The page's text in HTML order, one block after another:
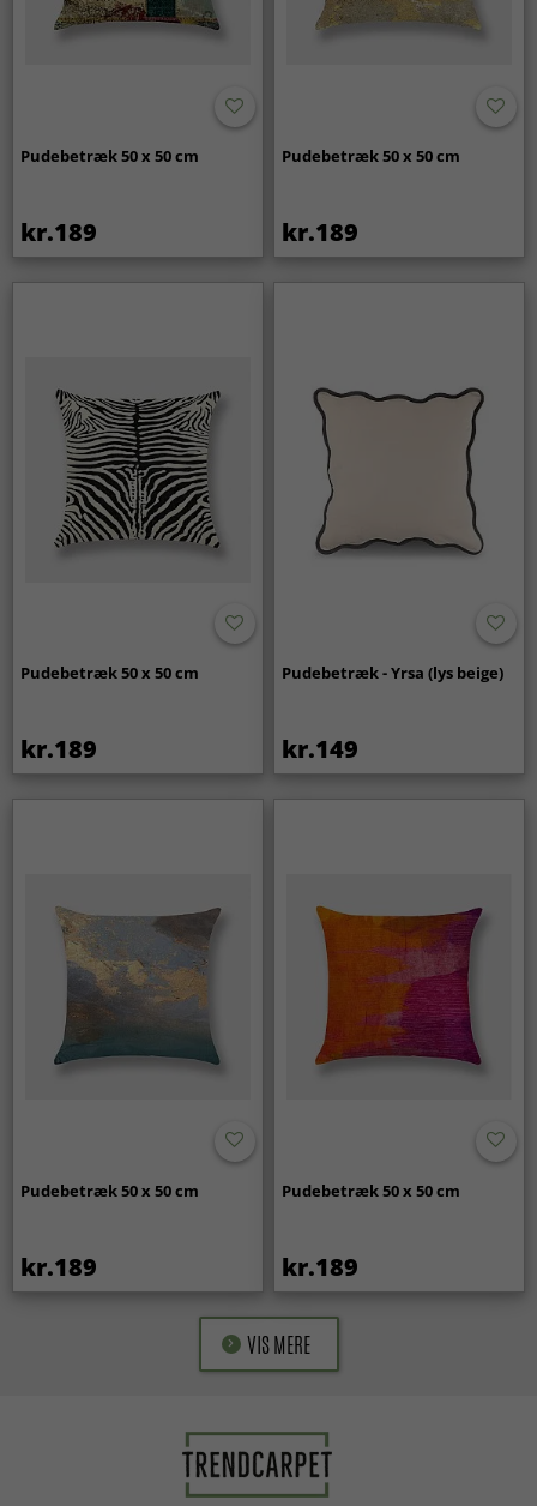
Pudebetræk 50 x 50 cm
kr.189
Pudebetræk 50 x 50 cm
kr.189
Pudebetræk 50 x 50 cm
kr.189
Pudebetræk - Yrsa (lys beige)
kr.149
Pudebetræk 50 x 50 cm
kr.189
Pudebetræk 50 x 50 cm
kr.189
VIS MERE